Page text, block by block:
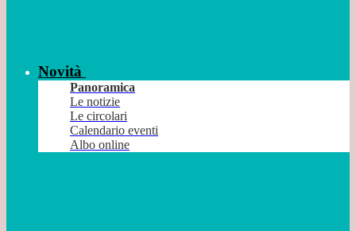
Novità
Panoramica
Le notizie
Le circolari
Calendario eventi
Albo online